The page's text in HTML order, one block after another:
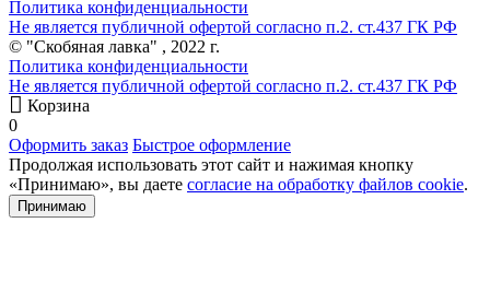
Политика конфиденциальности
Не является публичной офертой согласно п.2. ст.437 ГК РФ
© "Скобяная лавка" , 2022 г.
Политика конфиденциальности
Не является публичной офертой согласно п.2. ст.437 ГК РФ
Корзина
0
Оформить заказ Быстрое оформление
Продолжая использовать этот сайт и нажимая кнопку
«Принимаю», вы даете согласие на обработку файлов cookie.
Принимаю